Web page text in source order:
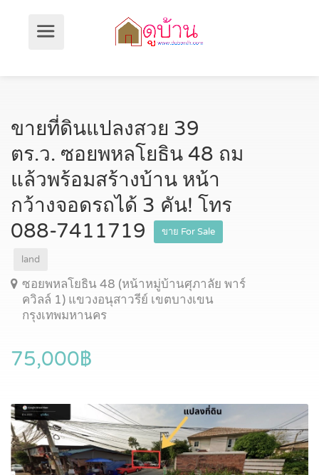
ขายที่ดินแปลงสวย 39
ตร.ว. ซอยพหลโยธิน 48 ถม
แล้วพร้อมสร้างบ้าน หน้า
กว้างจอดรถได้ 3 คัน! โทร
088-7411719
ขาย For Sale
land
ซอยพหลโยธิน 48 (หน้าหมู่บ้านศุภาลัย พาร์
ควิลล์ 1) แขวงอนุสาวรีย์ เขตบางเขน
กรุงเทพมหานคร
75,000฿